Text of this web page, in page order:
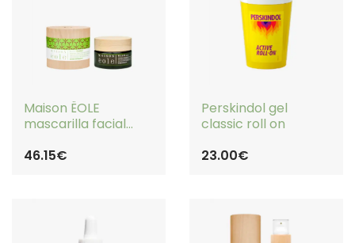
COMPRAR
Maison ËOLE
mascarilla facial
46.15€
SIN STOCK
Perskindol gel
classic roll on
23.00€